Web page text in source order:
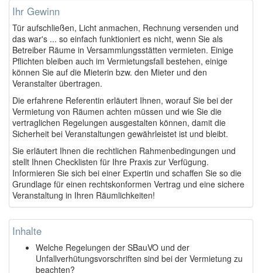
Ihr Gewinn
Tür aufschließen, Licht anmachen, Rechnung versenden und
das war's ... so einfach funktioniert es nicht, wenn Sie als
Betreiber Räume in Versammlungsstätten vermieten. Einige
Pflichten bleiben auch im Vermietungsfall bestehen, einige
können Sie auf die Mieterin bzw. den Mieter und den
Veranstalter übertragen.
Die erfahrene Referentin erläutert Ihnen, worauf Sie bei der
Vermietung von Räumen achten müssen und wie Sie die
vertraglichen Regelungen ausgestalten können, damit die
Sicherheit bei Veranstaltungen gewährleistet ist und bleibt.
Sie erläutert Ihnen die rechtlichen Rahmenbedingungen und
stellt Ihnen Checklisten für Ihre Praxis zur Verfügung.
Informieren Sie sich bei einer Expertin und schaffen Sie so die
Grundlage für einen rechtskonformen Vertrag und eine sichere
Veranstaltung in Ihren Räumlichkeiten!
Inhalte
Welche Regelungen der SBauVO und der
Unfallverhütungsvorschriften sind bei der Vermietung zu
beachten?